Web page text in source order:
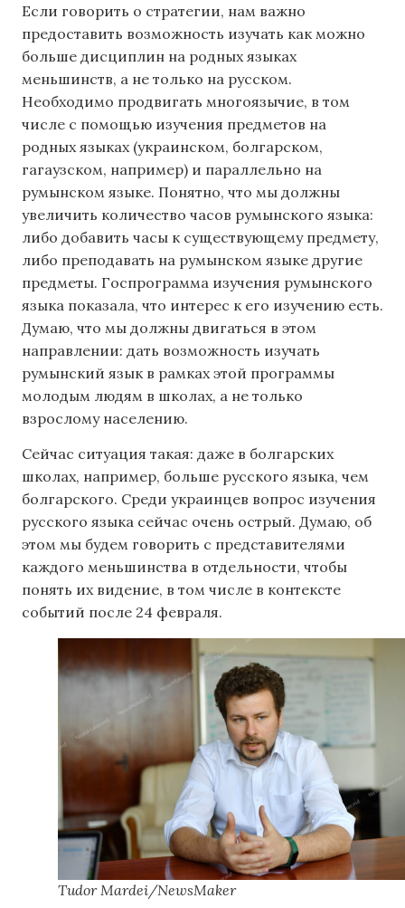
Если говорить о стратегии, нам важно
предоставить возможность изучать как можно
больше дисциплин на родных языках
меньшинств, а не только на русском.
Необходимо продвигать многоязычие, в том
числе с помощью изучения предметов на
родных языках (украинском, болгарском,
гагаузском, например) и параллельно на
румынском языке. Понятно, что мы должны
увеличить количество часов румынского языка:
либо добавить часы к существующему предмету,
либо преподавать на румынском языке другие
предметы. Госпрограмма изучения румынского
языка показала, что интерес к его изучению есть.
Думаю, что мы должны двигаться в этом
направлении: дать возможность изучать
румынский язык в рамках этой программы
молодым людям в школах, а не только
взрослому населению.
Сейчас ситуация такая: даже в болгарских
школах, например, больше русского языка, чем
болгарского. Среди украинцев вопрос изучения
русского языка сейчас очень острый. Думаю, об
этом мы будем говорить с представителями
каждого меньшинства в отдельности, чтобы
понять их видение, в том числе в контексте
событий после 24 февраля.
Tudor Mardei/NewsMaker